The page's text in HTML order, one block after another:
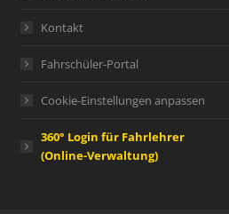
Kontakt
Fahrschüler-Portal
Cookie-Einstellungen anpassen
360° Login für Fahrlehrer
(Online-Verwaltung)